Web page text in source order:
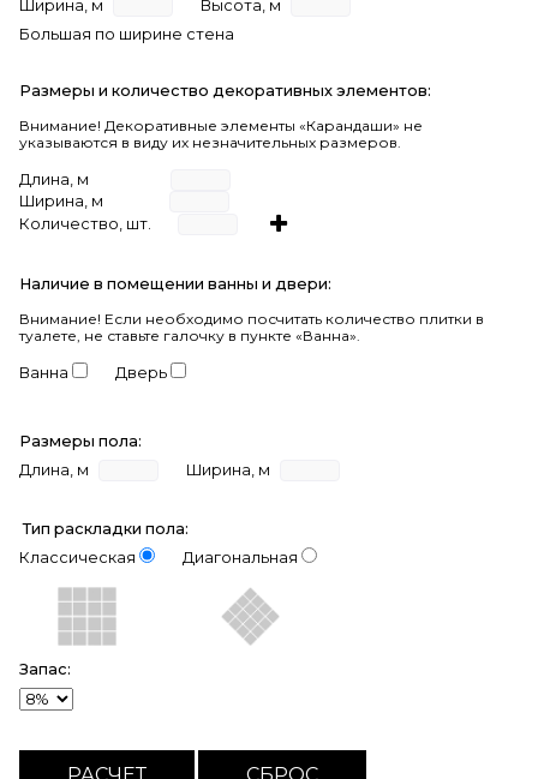
Ширина, м
Высота, м
Большая по ширине стена
Размеры и количество декоративных элементов:
Внимание! Декоративные элементы «Карандаши» не
указываются в виду их незначительных размеров.
Длина, м
Ширина, м
Количество, шт.
Наличие в помещении ванны и двери:
Внимание! Если необходимо посчитать количество плитки в
туалете, не ставьте галочку в пункте «Ванна».
Ванна Дверь
Размеры пола:
Длина, м
Ширина, м
Тип раскладки пола:
Классическая
Диагональная
Запас: